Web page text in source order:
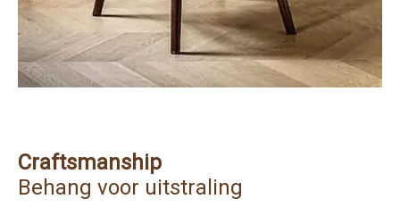
Craftsmanship
Behang voor uitstraling